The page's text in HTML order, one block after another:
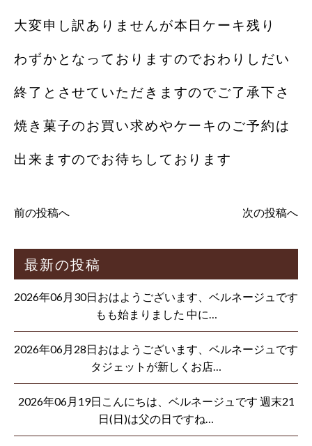
大変申し訳ありませんが本日ケーキ残り
わずかとなっておりますのでおわりしだい
終了とさせていただきますのでご了承下さ
焼き菓子のお買い求めやケーキのご予約は
出来ますのでお待ちしております
前の投稿へ 次の投稿へ
最新の投稿
2026年06月30日おはようございます、ベルネージュです
もも始まりました 中に…
2026年06月28日おはようございます、ベルネージュです
タジェットが新しくお店…
2026年06月19日こんにちは、ベルネージュです 週末21
日(日)は父の日ですね…